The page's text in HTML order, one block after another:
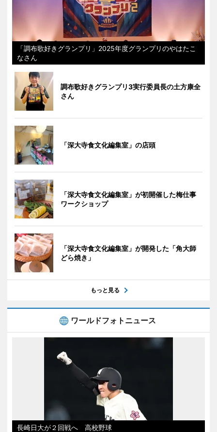
「調布歌好きグランプリ」2025年度グランプリのやはたこ
なさん
調布歌好きグランプリ3実行委員長の土方康全
さん
「深大寺食文化編集室」の店頭
「深大寺食文化編集室」が初開催した梅仕事
ワークショップ
「深大寺食文化編集室」が開発した「角大師
どら焼き」
もっと見る
ワールドフォトニュース
長崎日大が２回戦へ 高校野球